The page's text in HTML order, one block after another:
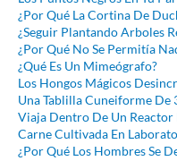
¿Por Qué La Cortina De
¿Seguir Plantando Arboles
¿Por Qué No Se Permitía
¿Qué Es Un Mimeógrafo?
Los Hongos Mágicos
Una Tablilla Cuneiforme De
Viaja Dentro De Un
Carne Cultivada En
¿Por Qué Los Hombres Se